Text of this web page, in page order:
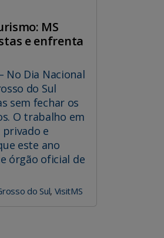
MS
e enfrenta
No Dia Nacional
do Sul
sem fechar os
O trabalho em
e
este ano
órgão oficial de
do Sul, VisitMS